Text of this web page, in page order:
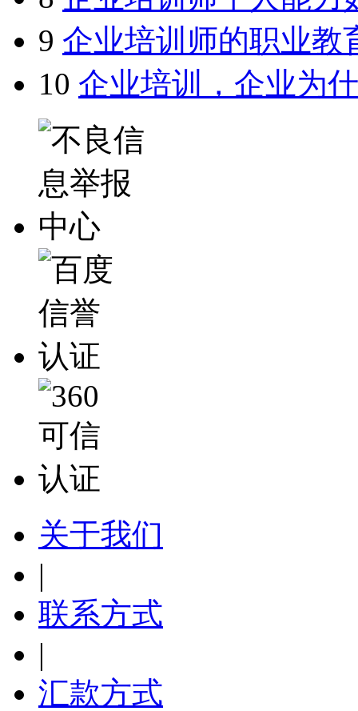
9 企业培训师的职业教
10 企业培训，企业为
关于我们
|
联系方式
|
汇款方式